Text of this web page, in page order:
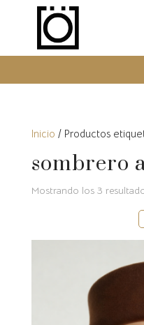
Envíos
Inicio / Productos
sombrero
Mostrando los 3